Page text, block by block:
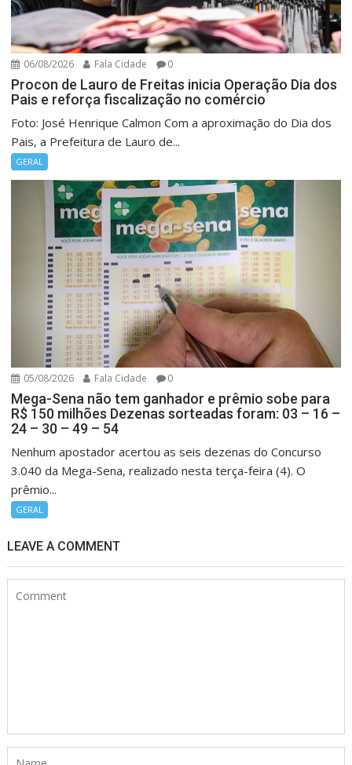
06/08/2026 Fala Cidade 0
Procon de Lauro de Freitas inicia Operação Dia dos
Pais e reforça fiscalização no comércio
Foto: José Henrique Calmon Com a aproximação do Dia dos
Pais, a Prefeitura de Lauro de...
GERAL
05/08/2026 Fala Cidade 0
Mega-Sena não tem ganhador e prêmio sobe para
R$ 150 milhões Dezenas sorteadas foram: 03 – 16 –
24 – 30 – 49 – 54
Nenhum apostador acertou as seis dezenas do Concurso
3.040 da Mega-Sena, realizado nesta terça-feira (4). O
prêmio...
GERAL
LEAVE A COMMENT